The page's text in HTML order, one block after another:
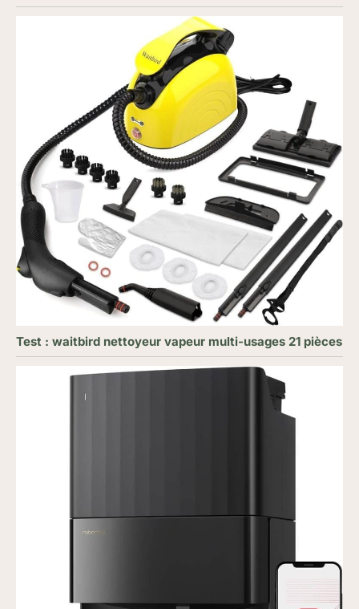
Test : waitbird nettoyeur vapeur multi-usages 21 pièces